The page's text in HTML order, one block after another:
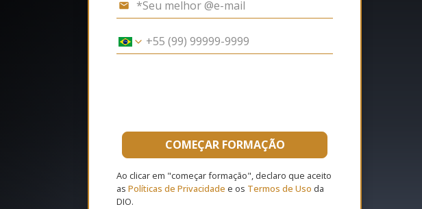
COMEÇAR FORMAÇÃO
Ao clicar em "começar formação", declaro que aceito
as Políticas de Privacidade e os Termos de Uso da
DIO.